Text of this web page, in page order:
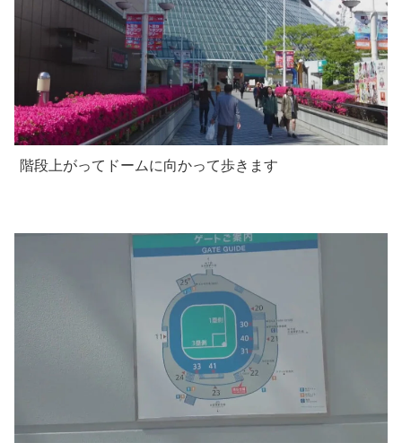
階段上がってドームに向かって歩きます